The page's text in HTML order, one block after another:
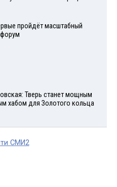
пройдёт масштабный
Тверь станет мощным
хабом для Золотого кольца
СМИ2